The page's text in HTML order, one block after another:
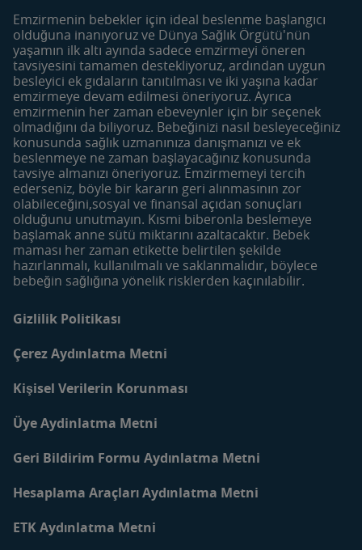
SMA Comfort 3
SMA İyi Geceler 3
Gerber
Devam Sütleri
Çocuk Devam Sütleri
Meyve ve Sebze Püreleri
Besleyici Atıştırmalıklar
Dönemler
Hamilelik Öncesi
Hamilelik
0-6 Aylık Bebek
6-12 Aylık Bebek
12-24 Aylık Bebek
Araçlar
Bebek İsim Sözlüğü
Yumurtlama Dönemi
Hesaplama
Haftalık Doğum Takvimi
Tarif Bulucu
Makale Bulucu
Faydalı İçerikler
Bebek Bakımı
Anne ve Bebekler için
Blog
Mom&Me Kulübü
Kulübü Katıl | Giriş Yap
Emzirmenin bebekler için ideal beslenme başlangıcı
olduğuna inanıyoruz ve Dünya Sağlık Örgütü'nün
yaşamın ilk altı ayında sadece emzirmeyi öneren
tavsiyesini tamamen destekliyoruz, ardından uygun
besleyici ek gıdaların tanıtılması ve iki yaşına kadar
emzirmeye devam edilmesi öneriyoruz. Ayrıca
emzirmenin her zaman ebeveynler için bir seçenek
olmadığını da biliyoruz. Bebeğinizi nasıl besleyeceğiniz
konusunda sağlık uzmanınıza danışmanızı ve ek
beslenmeye ne zaman başlayacağınız konusunda
tavsiye almanızı öneriyoruz. Emzirmemeyi tercih
ederseniz, böyle bir kararın geri alınmasının zor
olabileceğini,sosyal ve finansal açıdan sonuçları
olduğunu unutmayın. Kısmi biberonla beslemeye
başlamak anne sütü miktarını azaltacaktır. Bebek
maması her zaman etikette belirtilen şekilde
hazırlanmalı, kullanılmalı ve saklanmalıdır, böylece
bebeğin sağlığına yönelik risklerden kaçınılabilir.
Gizlilik Politikası
Çerez Aydınlatma Metni
Kişisel Verilerin Korunması
Üye Aydinlatma Metni
Geri Bildirim Formu Aydınlatma Metni
Hesaplama Araçları Aydınlatma Metni
ETK Aydınlatma Metni